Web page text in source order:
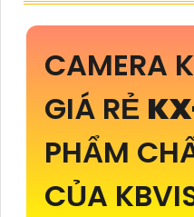
CAMERA
GIÁ RẺ
PHẨM
CỦA